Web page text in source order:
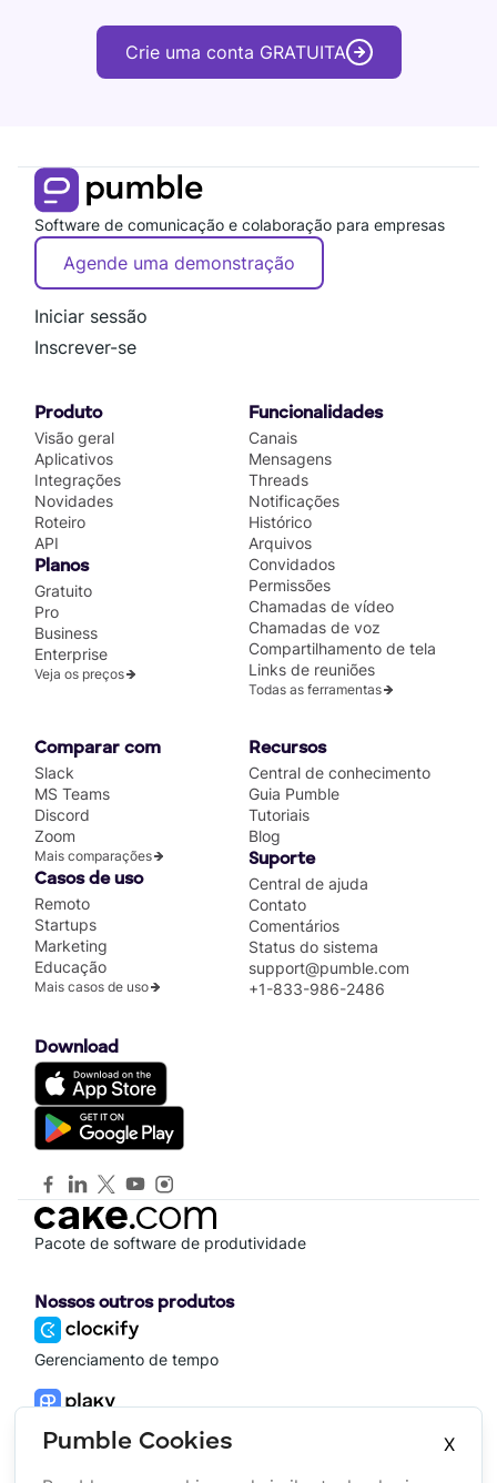
Crie uma conta GRATUITA
Software de comunicação e colaboração para empresas
Agende uma demonstração
Iniciar sessão
Inscrever-se
Produto
Visão geral
Aplicativos
Integrações
Novidades
Roteiro
API
Planos
Gratuito
Pro
Business
Enterprise
Veja os preços
Funcionalidades
Canais
Mensagens
Threads
Notificações
Histórico
Arquivos
Convidados
Permissões
Chamadas de vídeo
Chamadas de voz
Compartilhamento de tela
Links de reuniões
Todas as ferramentas
Comparar com
Slack
MS Teams
Discord
Zoom
Mais comparações
Casos de uso
Remoto
Startups
Marketing
Educação
Mais casos de uso
Recursos
Central de conhecimento
Guia Pumble
Tutoriais
Blog
Suporte
Central de ajuda
Contato
Comentários
Status do sistema
support@pumble.com
+1-833-986-2486
Download
Pacote de software de produtividade
Nossos outros produtos
Gerenciamento de tempo
Gerenciamento de projeto
Pumble Cookies
X